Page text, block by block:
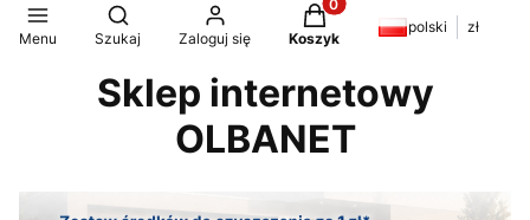
Menu
Otwórz wyszukiwarkę
Szukaj Zaloguj się
Produkty w koszyku: 0.
Koszyk
polski zł
Sklep internetowy
OLBANET